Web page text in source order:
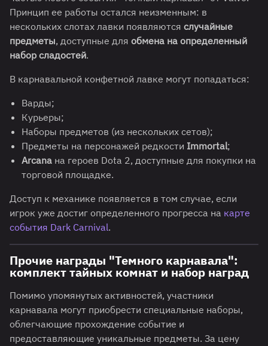
Принцип ее работы остался неизменным: в
нескольких слотах лавки появляются случайные
предметы, доступные для обмена на определенный
набор сладостей.
В карнавальной конфетной лавке могут попадаться:
Варды;
Курьеры;
Наборы предметов (из нескольких сетов);
Предметы на персонажей редкости Immortal;
Arcana на героев Dota 2, доступные для покупки на
торговой площадке.
Доступ к механике появляется в том случае, если
игрок уже достиг определенного прогресса на карте
события Dark Carnival.
Прочие награды "Темного карнавала":
комплект тайных комнат и набор наград
Помимо упомянутых активностей, участники
карнавала могут приобрести специальные наборы,
облегчающие прохождение событие и
предоставляющие уникальные предметы. За цену